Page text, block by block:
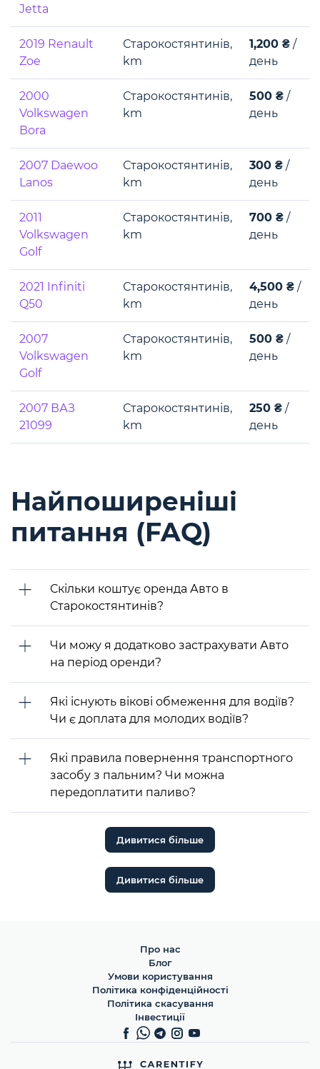
Jetta
2019 Renault
Zoe
Старокостянтинів,
km
1,200 ₴ /
день
2000
Volkswagen
Воra
Старокостянтинів,
km
500 ₴ /
день
2007 Daewoo
Lanos
Старокостянтинів,
km
300 ₴ /
день
2011
Volkswagen
Golf
Старокостянтинів,
km
700 ₴ /
день
2021 Infiniti
Q50
Старокостянтинів,
km
4,500 ₴ /
день
2007
Volkswagen
Golf
Старокостянтинів,
km
500 ₴ /
день
2007 ВАЗ
21099
Старокостянтинів,
km
250 ₴ /
день
Найпоширеніші
питання (FAQ)
Скільки коштує оренда Авто в
Старокостянтинів?
Чи можу я додатково застрахувати Авто
на період оренди?
Які існують вікові обмеження для водіїв?
Чи є доплата для молодих водіїв?
Які правила повернення транспортного
засобу з пальним? Чи можна
передоплатити паливо?
Дивитися більше
Дивитися більше
Про нас
Блог
Умови користування
Політика конфіденційності
Політика скасування
Інвестиції